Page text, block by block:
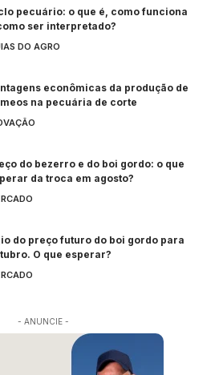
pecuário: o que é, como funciona
ser interpretado?
DO AGRO
econômicas da produção de
na pecuária de corte
do bezerro e do boi gordo: o que
da troca em agosto?
do preço futuro do boi gordo para
O que esperar?
- ANUNCIE -